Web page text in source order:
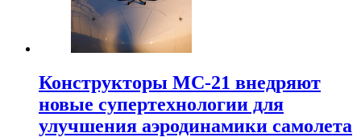
Конструкторы МС-21 внедряют
новые супертехнологии для
улучшения аэродинамики самолета